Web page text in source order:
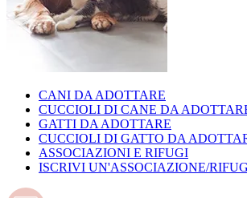
CANI DA ADOTTARE
CUCCIOLI DI CANE DA
GATTI DA ADOTTARE
CUCCIOLI DI GATTO DA
ASSOCIAZIONI E RIFUGI
ISCRIVI UN'ASSOCIAZIONE/